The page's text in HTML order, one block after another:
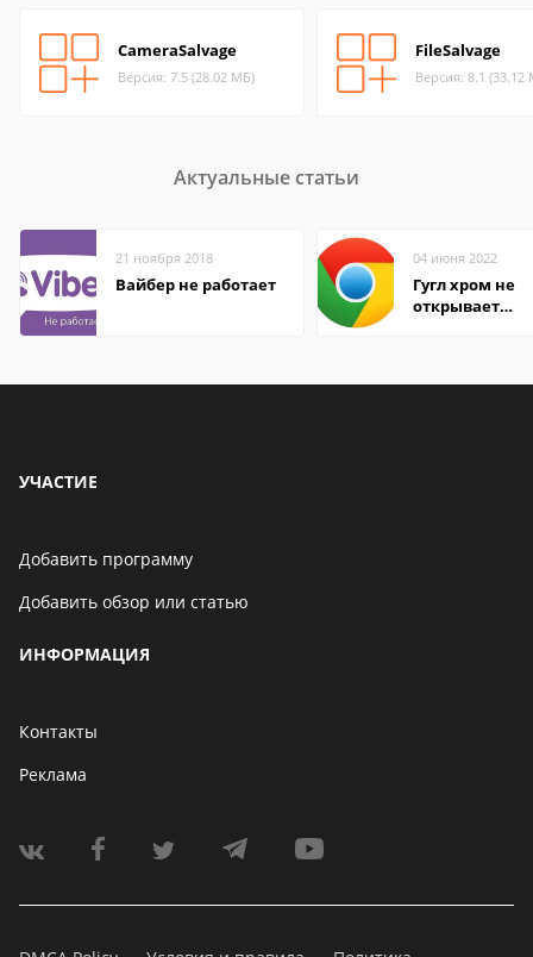
CameraSalvage
Версия: 7.5 (28.02 МБ)
FileSalvage
Версия: 8.1 (33.12
Актуальные статьи
21 ноября 2018
Вайбер не работает
04 июня 2022
Гугл хром не
открывает
УЧАСТИЕ
Добавить программу
Добавить обзор или статью
ИНФОРМАЦИЯ
Контакты
Реклама